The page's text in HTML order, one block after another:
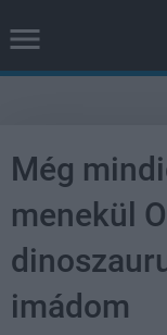
Még
menekül
imádom